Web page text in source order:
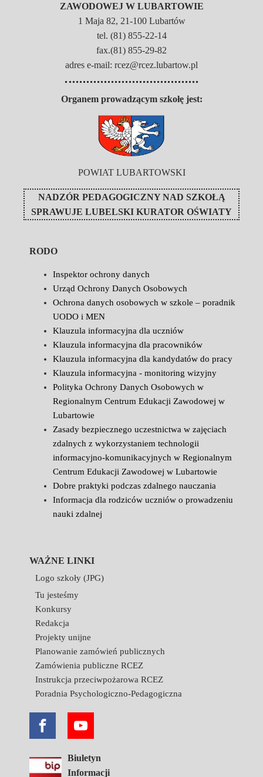
ZAWODOWEJ W LUBARTOWIE
1 Maja 82, 21-100 Lubartów
tel. (81) 855-22-14
fax.(81) 855-29-82
adres e-mail: rcez@rcez.lubartow.pl
Organem prowadzącym szkołę jest:
POWIAT LUBARTOWSKI
NADZÓR PEDAGOGICZNY NAD SZKOŁĄ
SPRAWUJE LUBELSKI KURATOR OŚWIATY
RODO
Inspektor ochrony danych
Urząd Ochrony Danych Osobowych
Ochrona danych osobowych w szkole – poradnik
UODO i MEN
Klauzula informacyjna dla uczniów
Klauzula informacyjna dla pracowników
Klauzula informacyjna dla kandydatów do pracy
Klauzula informacyjna - monitoring wizyjny
Polityka Ochrony Danych Osobowych w
Regionalnym Centrum Edukacji Zawodowej w
Lubartowie
Zasady bezpiecznego uczestnictwa w zajęciach
zdalnych z wykorzystaniem technologii
informacyjno-komunikacyjnych w Regionalnym
Centrum Edukacji Zawodowej w Lubartowie
Dobre praktyki podczas zdalnego nauczania
Informacja dla rodziców uczniów o prowadzeniu
nauki zdalnej
WAŻNE LINKI
Logo szkoły (JPG)
Tu jesteśmy
Konkursy
Redakcja
Projekty unijne
Planowanie zamówień publicznych
Zamówienia publiczne RCEZ
Instrukcja przeciwpożarowa RCEZ
Poradnia Psychologiczno-Pedagogiczna
Biuletyn
Informacji